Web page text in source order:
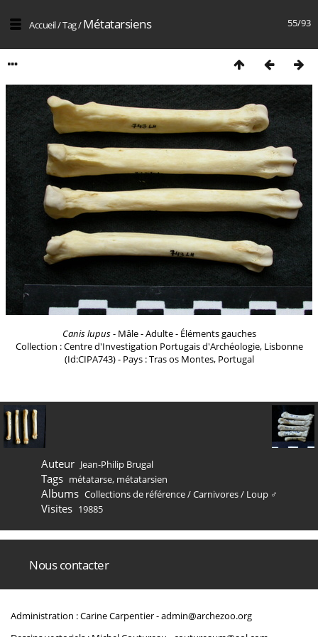
55/93
Accueil/Tag/Métatarsiens
Canis lupus- Mâle - Adulte - Éléments gauches
Collection : Centre d'Investigation Portugais d'Archéologie, Lisbonne
(Id:CIPA743) - Pays : Tras os Montes, Portugal
Auteur Jean-Philip Brugal
Tags métatarse, métatarsien
Albums Collections de référence/Carnivores/ Loup ♂
Visites 19885
Nous contacter
Administration : Carine Carpentier -admin@archezoo.org